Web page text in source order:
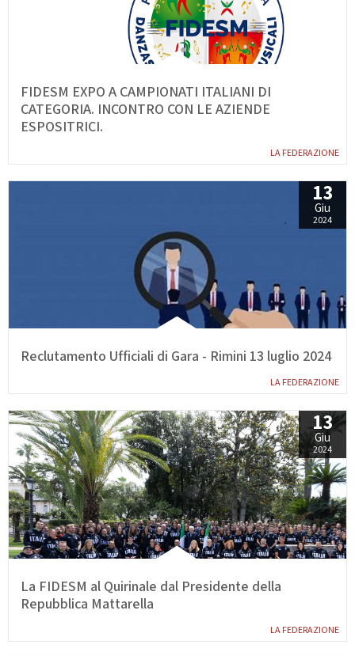
LA FEDERAZIONE
FIDESM EXPO A CAMPIONATI ITALIANI DI
CATEGORIA. INCONTRO CON LE AZIENDE
ESPOSITRICI.
13
Giu
2024
LA FEDERAZIONE
Reclutamento Ufficiali di Gara - Rimini 13 luglio 2024
13
Giu
2024
LA FEDERAZIONE
La FIDESM al Quirinale dal Presidente della
Repubblica Mattarella